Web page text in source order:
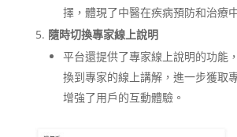
擇，體現了中醫在疾病預防和治療
隨時切換專家線上說明
平台還提供了專家線上說明的功能
換到專家的線上講解，進一步獲取
增強了用戶的互動體驗。